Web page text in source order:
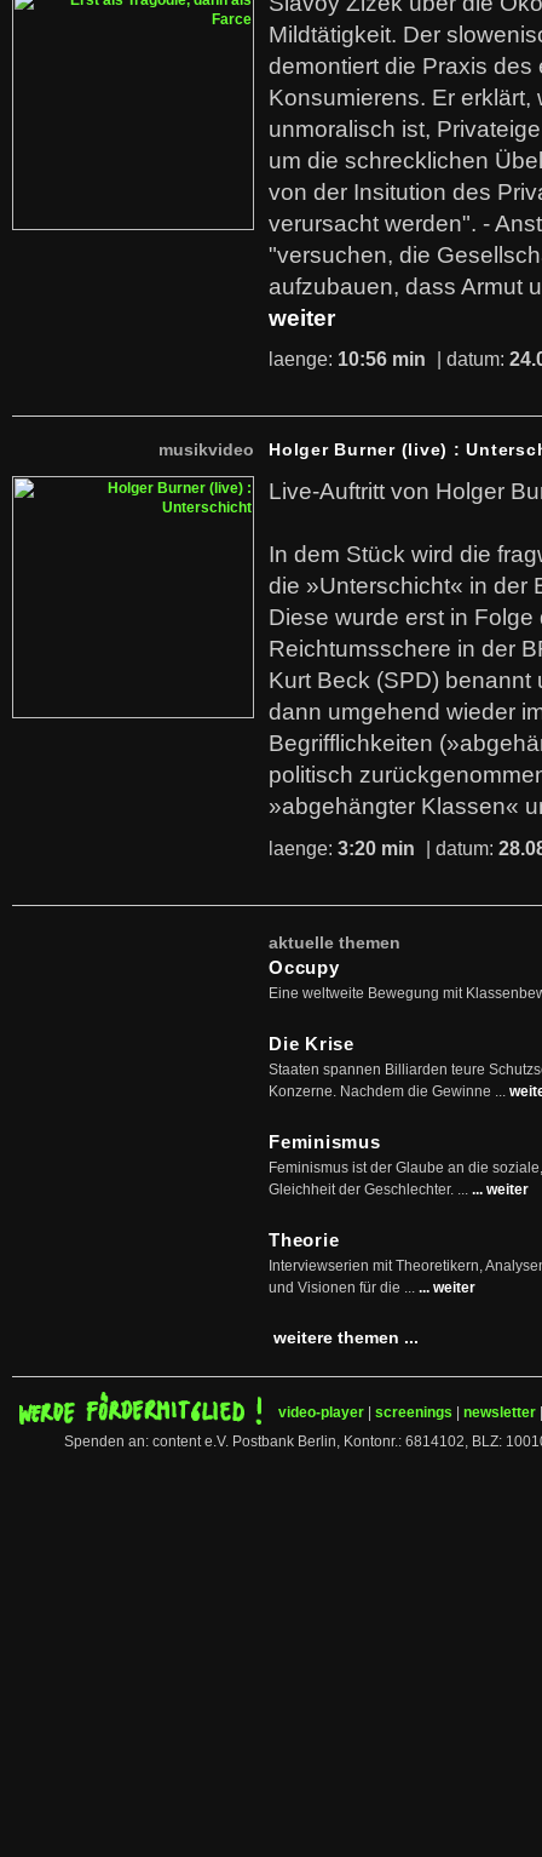
Mildtätigkeit. Der
demontiert die Praxis des
Konsumierens. Er erklärt,
unmoralisch ist,
um die schrecklichen
von der Insitution des
verursacht werden". -
"versuchen, die
aufzubauen, dass Armut
weiter
laenge: 10:56 min | datum:
musikvideo Holger Burner (live) :
Live-Auftritt von Holger
In dem Stück wird die
die »Unterschicht« in der
Diese wurde erst in
Reichtumsschere in der
Kurt Beck (SPD)
dann umgehend wieder
Begrifflichkeiten
politisch
»abgehängter Klassen«
laenge: 3:20 min | datum:
aktuelle themen
Occupy
Eine weltweite Bewegung mit
Die Krise
Staaten spannen Billiarden teure
Konzerne. Nachdem die Gewinne ...
Feminismus
Feminismus ist der Glaube an die
Gleichheit der Geschlechter. ... ... weiter
Theorie
Interviewserien mit Theoretikern,
und Visionen für die ... ... weiter
weitere themen ...
video-player screenings newsletter
Spenden an: content e.V. Postbank Berlin, Kontonr.: 6814102, BLZ: